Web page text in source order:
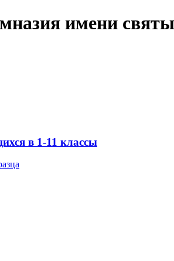
имени
в 1-11 классы